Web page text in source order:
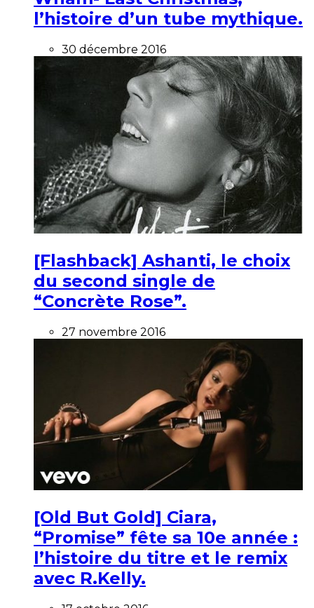
l’histoire d’un tube mythique.
30 décembre 2016
[Flashback] Ashanti, le choix
du second single de
“Concrète Rose”.
27 novembre 2016
[Old But Gold] Ciara,
“Promise” fête sa 10e année :
l’histoire du titre et le remix
avec R.Kelly.